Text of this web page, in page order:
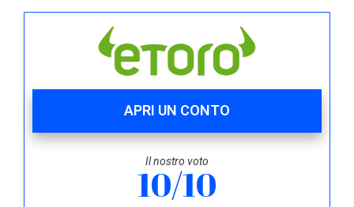
APRI UN CONTO
Il nostro voto
10/10